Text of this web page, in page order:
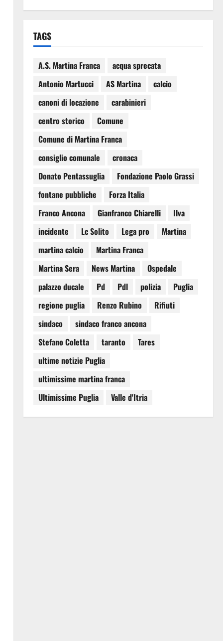
TAGS
A.S. Martina Franca
acqua sprecata
Antonio Martucci
AS Martina
calcio
canoni di locazione
carabinieri
centro storico
Comune
Comune di Martina Franca
consiglio comunale
cronaca
Donato Pentassuglia
Fondazione Paolo Grassi
fontane pubbliche
Forza Italia
Franco Ancona
Gianfranco Chiarelli
Ilva
incidente
Lc Solito Lega pro
Martina
martina calcio
Martina Franca
Martina Sera
News Martina
Ospedale
palazzo ducale
Pd Pdl polizia
Puglia
regione puglia
Renzo Rubino
Rifiuti
sindaco
sindaco franco ancona
Stefano Coletta
taranto
Tares
ultime notizie Puglia
ultimissime martina franca
Ultimissime Puglia
Valle d'Itria